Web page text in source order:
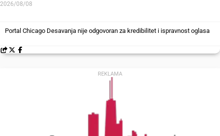
Portal Chicago Desavanja nije odgovoran za kredibilitet i ispravnost oglasa
2026/08/08
REKLAMA